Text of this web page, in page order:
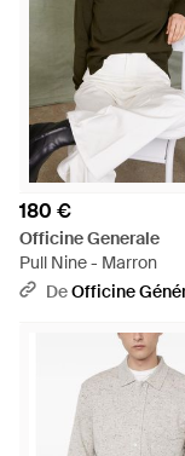
180 €
Officine Generale
Pull Nine - Marron
DeOfficine